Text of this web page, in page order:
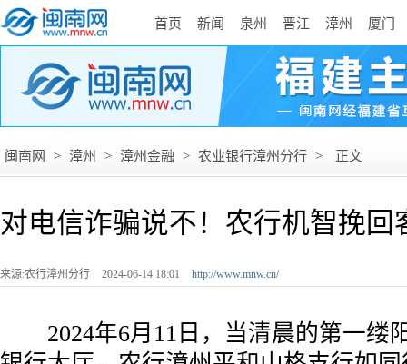
首页 新闻 泉州 晋江 漳州 厦门
闽南网 > 漳州 > 漳州金融 > 农业银行漳州分行 > 正文
对电信诈骗说不！农行机智挽回
来源:农行漳州分行 2024-06-14 18:01 http://www.mnw.cn/
2024年6月11日，当清晨的第一缕